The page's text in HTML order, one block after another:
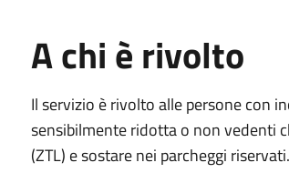
A chi è rivolto
Il servizio è rivolto alle persone con
sensibilmente ridotta o non vedenti
(ZTL) e sostare nei parcheggi riservati.